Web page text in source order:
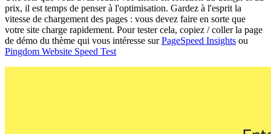
prix, il est temps de penser à l'optimisation. Gardez à l'esprit la
vitesse de chargement des pages : vous devez faire en sorte que
votre site charge rapidement. Pour tester cela, copiez / coller la page
de démo du thème qui vous intéresse surPageSpeed Insights ou
Pingdom Website Speed Test